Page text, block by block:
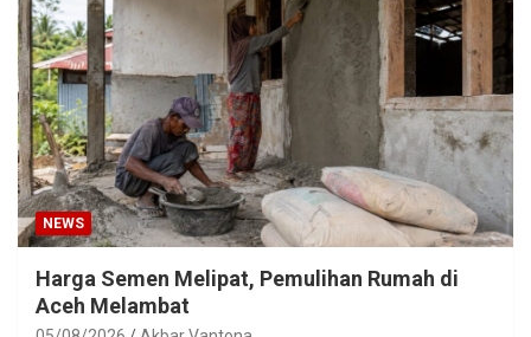
NEWS
Harga Semen Melipat, Pemulihan Rumah di
Aceh Melambat